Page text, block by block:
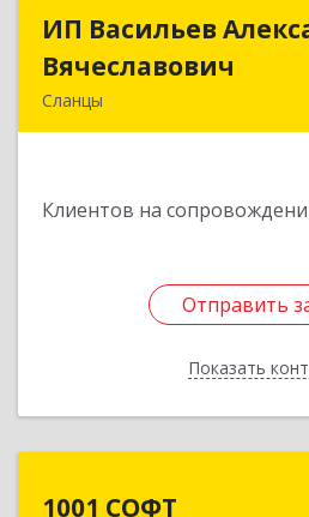
ИП Васильев
Вячеславович
Сланцы
Клиентов на
Отправить
Показать
ИП
Отправить
Назад
1001 СОФТ